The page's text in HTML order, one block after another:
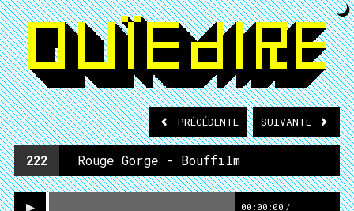
PRÉCÉDENTE SUIVANTE
222 Rouge Gorge - Bouffilm
00:00:00 /